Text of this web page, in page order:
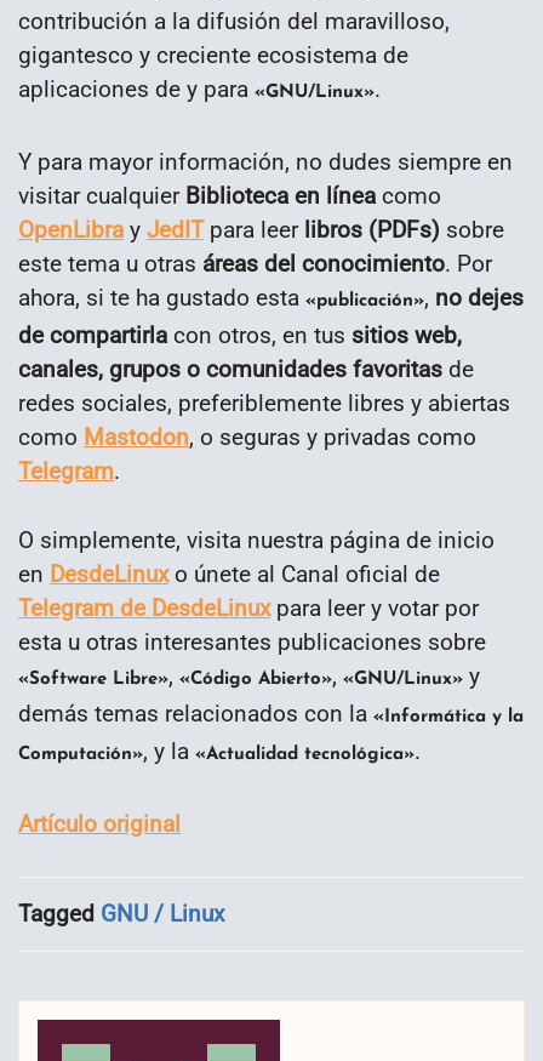
contribución a la difusión del maravilloso,
gigantesco y creciente ecosistema de
aplicaciones de y para «GNU/Linux».
Y para mayor información, no dudes siempre en
visitar cualquier Biblioteca en línea como
OpenLibra y JedITpara leer libros (PDFs) sobre
este tema u otras áreas del conocimiento. Por
ahora, si te ha gustado esta «publicación», no dejes
de compartirla con otros, en tus sitios web,
canales, grupos o comunidades favoritas de
redes sociales, preferiblemente libres y abiertas
como Mastodon, o seguras y privadas como
Telegram.
O simplemente, visita nuestra página de inicio
en DesdeLinuxo únete al Canal oficial de
Telegram de DesdeLinuxpara leer y votar por
esta u otras interesantes publicaciones sobre
«Software Libre», «Código Abierto», «GNU/Linux» y
demás temas relacionados con la «Informática y la
Computación», y la «Actualidad tecnológica».
Artículo original
Tagged GNU / Linux